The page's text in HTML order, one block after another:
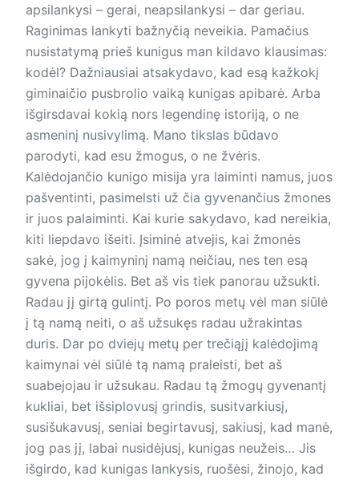
apsilankysi – gerai, neapsilan­kysi – dar geriau.
Raginimas lankyti bažnyčią neveikia. Pamačius
nusistatymą prieš kunigus man kildavo klausimas:
kodėl? Dažniausiai atsakydavo, kad esą kažkokį
giminaičio pusbrolio vaiką kunigas apibarė. Arba
išgirsdavai kokią nors legendinę istoriją, o ne
asmeninį nusivylimą. Mano tikslas būdavo
parodyti, kad esu žmogus, o ne žvėris.
Kalėdojančio kunigo misija yra laiminti namus, juos
pašventinti, pasimelsti už čia gyvenančius žmones
ir juos palaiminti. Kai kurie sakydavo, kad nereikia,
kiti liepdavo išeiti. Įsiminė atvejis, kai žmonės
sakė, jog į kaimyninį namą neičiau, nes ten esą
gyvena pijokėlis. Bet aš vis tiek panorau užsukti.
Radau jį girtą gulintį. Po poros metų vėl man siūlė
į tą namą neiti, o aš užsukęs radau užrakintas
duris. Dar po dviejų metų per trečiąjį kalėdojimą
kaimynai vėl siūlė tą namą praleisti, bet aš
suabejojau ir užsukau. Radau tą žmogų gyvenantį
kukliai, bet išsiplovusį grindis, susitvarkiusį,
susišukavusį, se­niai begirtavusį, sakiusį, kad manė,
jog pas jį, labai nusidėjusį, kunigas neužeis… Jis
išgirdo, kad kunigas lankysis, ruošėsi, žinojo, kad